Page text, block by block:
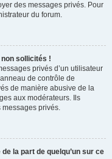
des messages privés. Pour
du forum.
sollicités !
privés d’un utilisateur
de contrôle de
de manière abusive de la
aux modérateurs. Ils
messages privés.
la part de quelqu’un sur ce